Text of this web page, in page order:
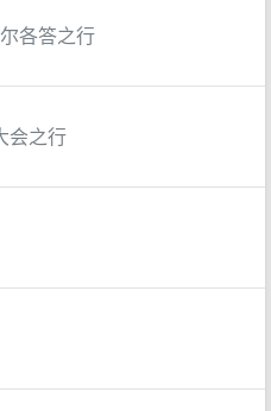
各答之行
会之行